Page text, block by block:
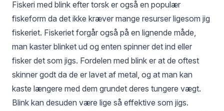
Fiskeri med blink efter torsk er også en populær
fiskeform da det ikke kræver mange resurser ligesom jig
fiskeriet. Fiskeriet forgår også på en lignende måde,
man kaster blinket ud og enten spinner det ind eller
fisker det som jigs. Fordelen med blink er at de oftest
skinner godt da de er lavet af metal, og at man kan
kaste længere med dem grundet deres tungere vægt.
Blink kan desuden være lige så effektive som jigs.